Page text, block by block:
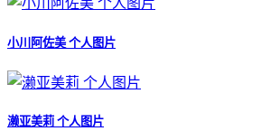
小川阿佐美 个人图片
濑亚美莉 个人图片